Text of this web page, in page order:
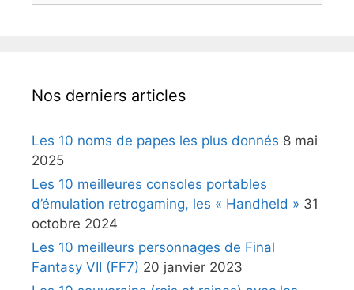
Nos derniers articles
Les 10 noms de papes les plus donnés 8 mai
2025
Les 10 meilleures consoles portables
d’émulation retrogaming, les « Handheld » 31
octobre 2024
Les 10 meilleurs personnages de Final
Fantasy VII (FF7) 20 janvier 2023